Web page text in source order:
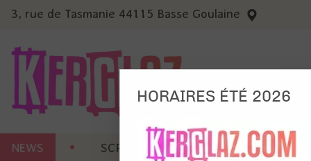
3, rue de Tasmanie 44115 Basse Goulaine
NEWS SCRAP CARTERIE MACHINES
Ils
HORAIRES ÉTÉ 2026